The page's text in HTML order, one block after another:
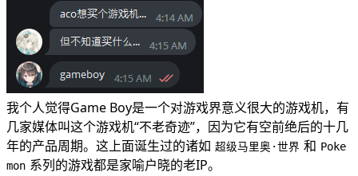
我个人觉得Game Boy是一个对游戏界意义很大的游戏机，有
几家媒体叫这个游戏机“不老奇迹”，因为它有空前绝后的十几
年的产品周期。这上面诞生过的诸如 超级马里奥·世界 和 Poke
mon 系列的游戏都是家喻户晓的老IP。